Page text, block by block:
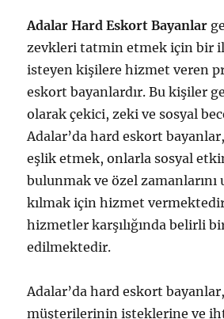
Adalar Hard Eskort Bayanlar
zevkleri tatmin etmek için bir
isteyen kişilere hizmet veren
eskort bayanlardır. Bu kişiler
olarak çekici, zeki ve sosyal
Adalar’da hard eskort
eşlik etmek, onlarla sosyal
bulunmak ve özel
kılmak için hizmet
hizmetler karşılığında belirli
edilmektedir.
Adalar’da hard eskort
müşterilerinin isteklerine ve